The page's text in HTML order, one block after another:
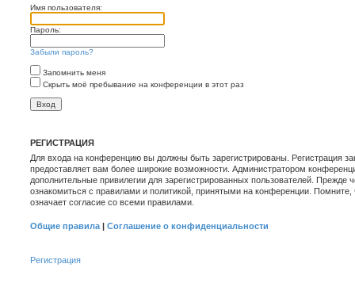
Имя пользователя:
Пароль:
Забыли пароль?
Запомнить меня
Скрыть моё пребывание на конференции в этот раз
РЕГИСТРАЦИЯ
Для входа на конференцию вы должны быть зарегистрированы. Регистрация
предоставляет вам более широкие возможности. Администратором
дополнительные привилегии для зарегистрированных пользователей. Прежде
ознакомиться с правилами и политикой, принятыми на конференции.
означает согласие со всеми правилами.
Общие правила | Соглашение о конфиденциальности
Регистрация